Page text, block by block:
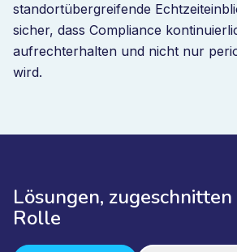
standortübergreifende
sicher, dass Compliance
aufrechterhalten und nicht nur
wird.
Lösungen,
Rolle